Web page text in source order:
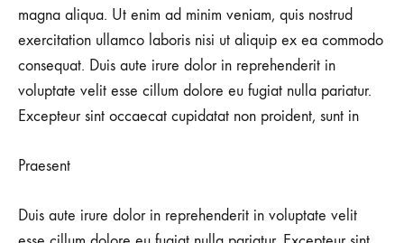
magna aliqua. Ut enim ad minim veniam, quis nostrud
exercitation ullamco laboris nisi ut aliquip ex ea commodo
consequat. Duis aute irure dolor in reprehenderit in
voluptate velit esse cillum dolore eu fugiat nulla pariatur.
Excepteur sint occaecat cupidatat non proident, sunt in
Praesent
Duis aute irure dolor in reprehenderit in voluptate velit